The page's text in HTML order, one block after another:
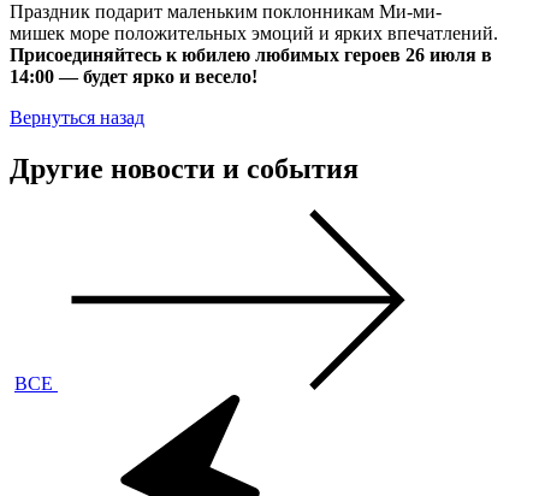
Праздник подарит маленьким поклонникам Ми-ми-
мишек море положительных эмоций и ярких впечатлений.
Присоединяйтесь к юбилею любимых героев 26 июля в
14:00 — будет ярко и весело!
Вернуться назад
Другие новости и события
ВСЕ